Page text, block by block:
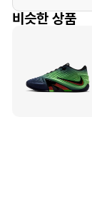
비슷한 상품